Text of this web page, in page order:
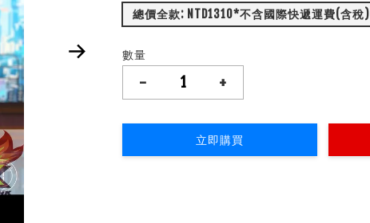
總價全款: NTD1310*不含國際快遞運費(含稅)
數量
- +
立即購買